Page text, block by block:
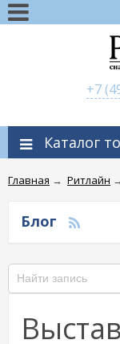
+7
Каталог
Главная → Ритлайн
Блог